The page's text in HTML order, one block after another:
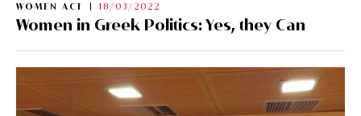
WOMEN ACT 18/03/2022
Women in Greek Politics: Yes, they Can